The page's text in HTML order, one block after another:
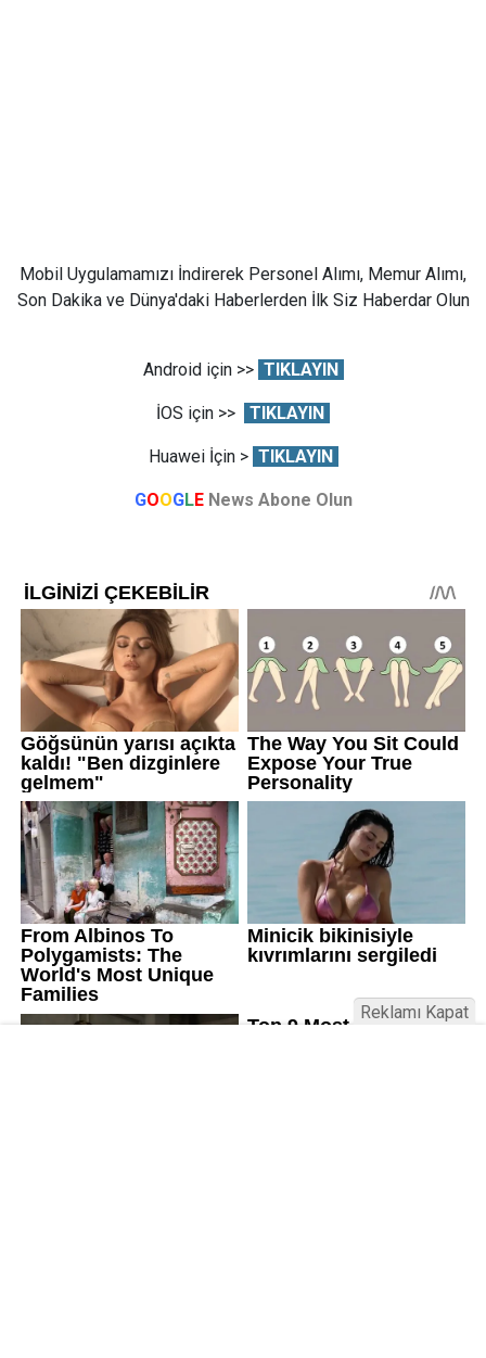
Mobil Uygulamamızı İndirerek Personel Alımı, Memur Alımı,
Son Dakika ve Dünya'daki Haberlerden İlk Siz Haberdar Olun
Android için >> TIKLAYIN
İOS için >> TIKLAYIN
Huawei İçin > TIKLAYIN
GOOGLE News Abone Olun
Reklamı Kapat